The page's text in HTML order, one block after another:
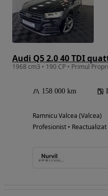
Audi Q5 2.0 40 TDI
1968 cm3 • 190 CP • Primul
158 000 km
Ramnicu Valcea (Valcea)
Profesionist • Reactualizat